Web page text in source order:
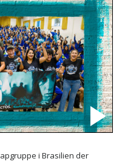
i Brasilien der